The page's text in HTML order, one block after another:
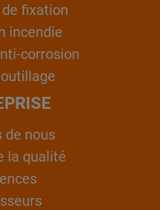
fixation
incendie
corrosion
de nous
la qualité